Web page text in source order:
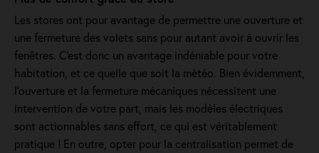
Les stores ont pour avantage de permettre une ouverture et
une fermeture des volets sans pour autant avoir à ouvrir les
fenêtres. C'est donc un avantage indéniable pour votre
habitation, et ce quelle que soit la météo. Bien évidemment,
l’ouverture et la fermeture mécaniques nécessitent une
intervention de votre part, mais les modèles électriques
sont actionnables sans effort, ce qui est véritablement
pratique ! En outre, opter pour la centralisation permet de